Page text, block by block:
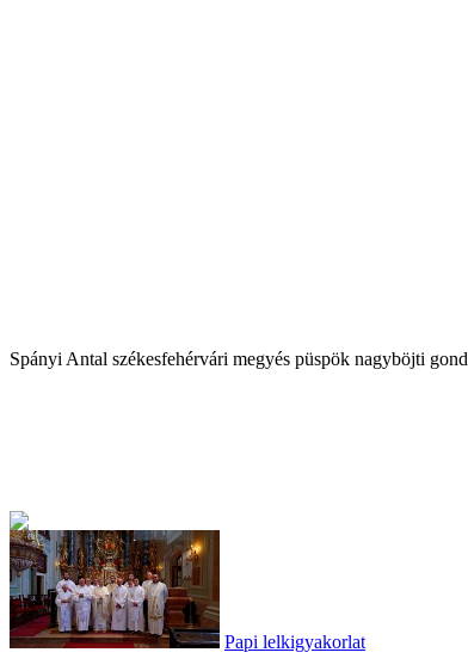
Spányi Antal székesfehérvári megyés püspök nagyböjti
Papi lelkigyakorlat